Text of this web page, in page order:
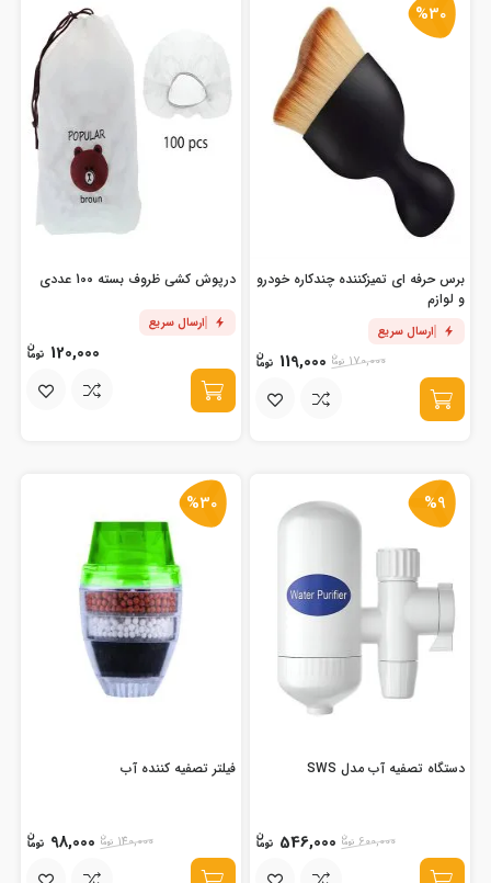
%30
برس حرفه ای تمیزکننده چندکاره خودرو
و لوازم
ارسال سریع
170,000
119,000
درپوش کشی ظروف بسته 100 عددی
ارسال سریع
120,000
%9
دستگاه تصفیه آب مدل SWS
600,000
546,000
%30
فیلتر تصفیه کننده آب
140,000
98,000